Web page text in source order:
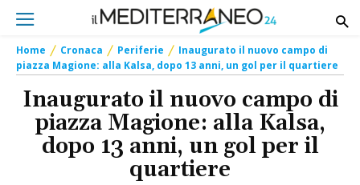
Home Cronaca Periferie
Inaugurato il nuovo campo di
piazza Magione: alla Kalsa, dopo 13 anni, un gol per il quartiere
Inaugurato il nuovo campo di
piazza Magione: alla Kalsa,
dopo 13 anni, un gol per il
quartiere